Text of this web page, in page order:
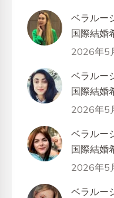
ベラルー
国際結婚
2026年5
ベラルー
国際結婚
2026年5
ベラルー
国際結婚
2026年5
ベラルー